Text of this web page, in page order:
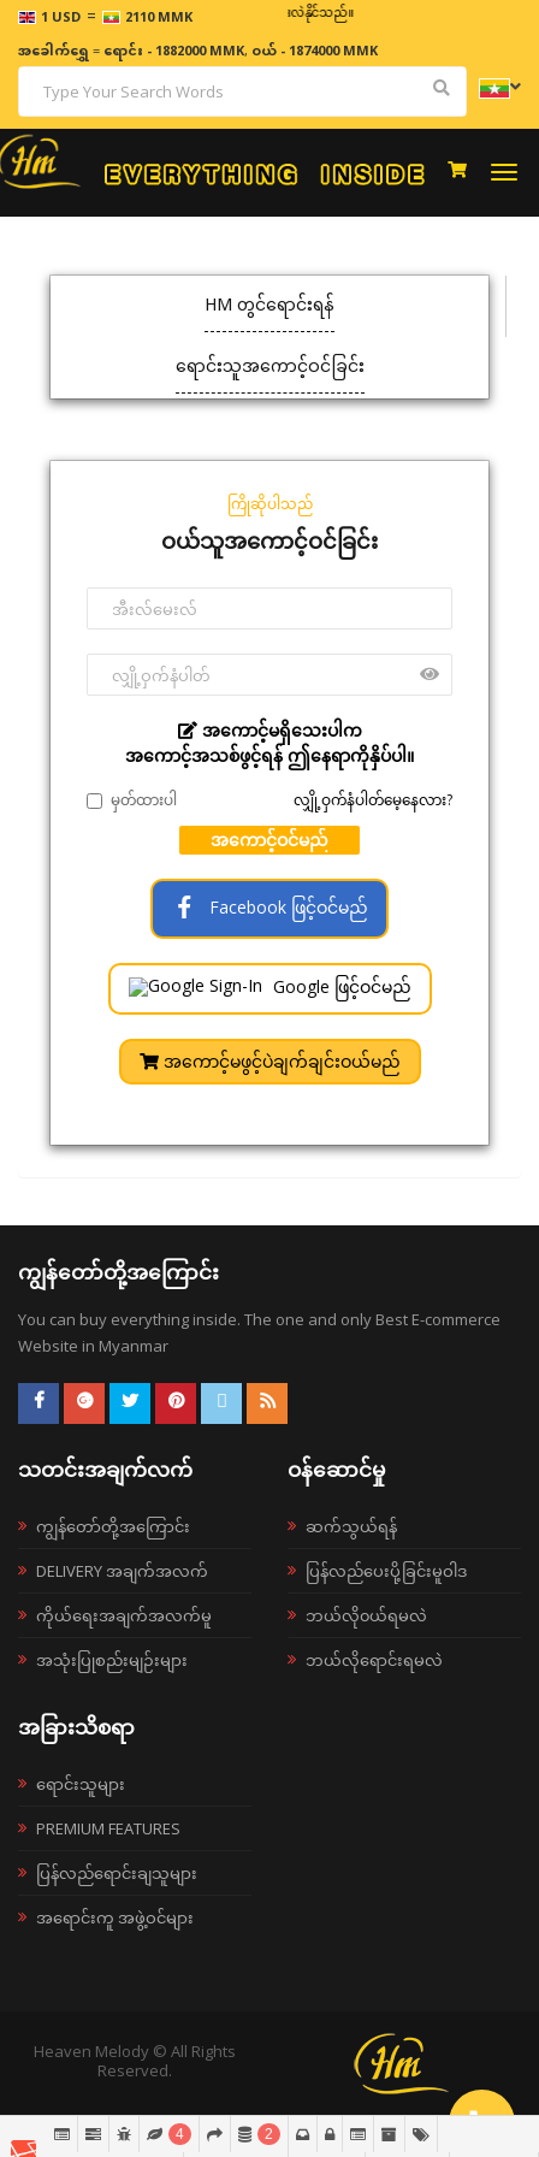
1 USD = 2110 MMK
ဈေးနှုန်းများသည် အချိန်နှင့် အမျှပြောင်းလဲနိုင်သည်။
အခေါက်ရွှေ=ရောင်း - 1882000 MMK, ဝယ် - 1874000 MMK
HM တွင်ရောင်းရန်
ရောင်းသူအကောင့်ဝင်ခြင်း
ကြိုဆိုပါသည်
ဝယ်သူအကောင့်ဝင်ခြင်း
အကောင့်မရှိသေးပါက
အကောင့်အသစ်ဖွင့်ရန် ဤနေရာကိုနှိပ်ပါ။
မှတ်ထားပါ လျှို့ဝှက်နံပါတ်မေ့နေလား?
အကောင့်ဝင်မည်
Facebook ဖြင့်ဝင်မည်
Google ဖြင့်ဝင်မည်
အကောင့်မဖွင့်ပဲချက်ချင်းဝယ်မည်
ကျွန်တော်တို့အကြောင်း
You can buy everything inside. The one and only Best E-commerce
Website in Myanmar
သတင်းအချက်လက်
ကျွန်တော်တို့အကြောင်း
DELIVERY အချက်အလက်
ကိုယ်ရေးအချက်အလက်မူ
အသုံးပြုစည်းမျဉ်းများ
ဝန်ဆောင်မှု
ဆက်သွယ်ရန်
ပြန်လည်ပေးပို့ခြင်းမူဝါဒ
ဘယ်လို၀ယ်ရမလဲ
ဘယ်လိုရောင်းရမလဲ
အခြားသိစရာ
ရောင်းသူများ
PREMIUM FEATURES
ပြန်လည်ရောင်းချသူများ
အရောင်းကူ အဖွဲ့ဝင်များ
Heaven Melody © All Rights
Reserved.
4 2